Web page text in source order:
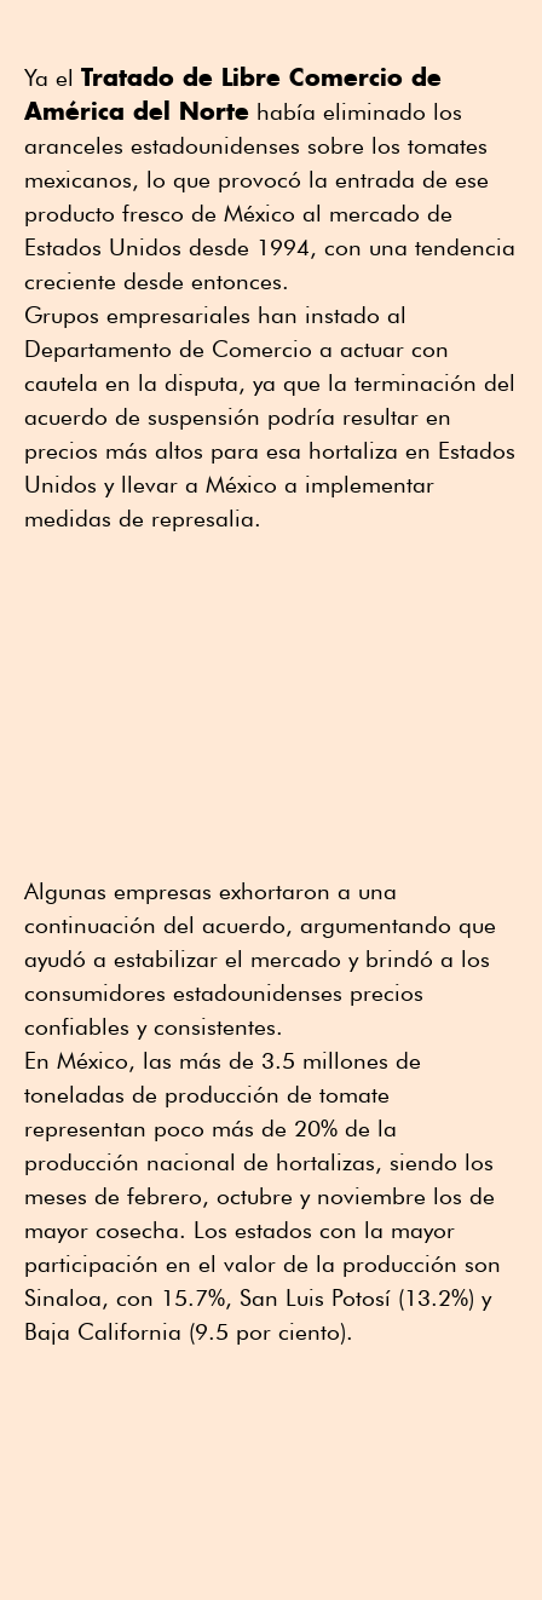
Ya el Tratado de Libre Comercio de
América del Norte había eliminado los
aranceles estadounidenses sobre los tomates
mexicanos, lo que provocó la entrada de ese
producto fresco de México al mercado de
Estados Unidos desde 1994, con una tendencia
creciente desde entonces.
Grupos empresariales han instado al
Departamento de Comercio a actuar con
cautela en la disputa, ya que la terminación del
acuerdo de suspensión podría resultar en
precios más altos para esa hortaliza en Estados
Unidos y llevar a México a implementar
medidas de represalia.
Algunas empresas exhortaron a una
continuación del acuerdo, argumentando que
ayudó a estabilizar el mercado y brindó a los
consumidores estadounidenses precios
confiables y consistentes.
En México, las más de 3.5 millones de
toneladas de producción de tomate
representan poco más de 20% de la
producción nacional de hortalizas, siendo los
meses de febrero, octubre y noviembre los de
mayor cosecha. Los estados con la mayor
participación en el valor de la producción son
Sinaloa, con 15.7%, San Luis Potosí (13.2%) y
Baja California (9.5 por ciento).